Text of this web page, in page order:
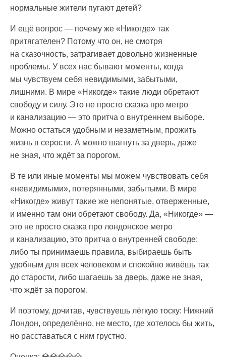
нормальные жители пугают детей?
И ещё вопрос — почему же «Никогде» так
притягателен? Потому что он, не смотря
на сказочность, затрагивает довольно жизненные
проблемы. У всех нас бывают моменты, когда
мы чувствуем себя невидимыми, забытыми,
лишними. В мире «Никогде» такие люди обретают
свободу и силу. Это не просто сказка про метро
и канализацию — это притча о внутреннем выборе.
Можно остаться удобным и незаметным, прожить
жизнь в серости. А можно шагнуть за дверь, даже
не зная, что ждёт за порогом.
В те или иные моменты мы можем чувствовать себя
«невидимыми», потерянными, забытыми. В мире
«Никогде» живут такие же непонятые, отверженные,
и именно там они обретают свободу. Да, «Никогде» —
это не просто сказка про лондонское метро
и канализацию, это притча о внутренней свободе:
либо ты принимаешь правила, выбираешь быть
удобным для всех человеком и спокойно живёшь так
до старости, либо шагаешь за дверь, даже не зная,
что ждёт за порогом.
И поэтому, дочитав, чувствуешь лёгкую тоску: Нижний
Лондон, определённо, не место, где хотелось бы жить,
но расставаться с ним грустно.